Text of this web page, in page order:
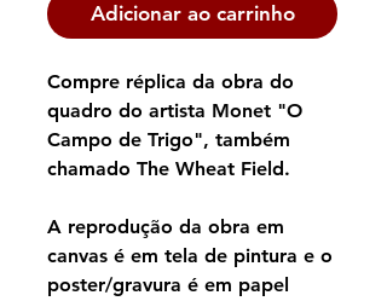
Adicionar ao carrinho
Compre réplica da obra do
quadro do artista Monet "O
Campo de Trigo", também
chamado The Wheat Field.
A reprodução da obra em
canvas é em tela de pintura e o
poster/gravura é em papel